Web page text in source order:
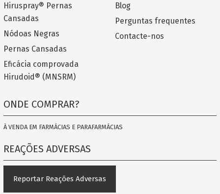
Hiruspray® Pernas
Cansadas
Nódoas Negras
Pernas Cansadas
Eficácia comprovada
Hirudoid® (MNSRM)
Blog
Perguntas frequentes
Contacte-nos
ONDE COMPRAR?
À VENDA EM FARMÁCIAS E PARAFARMÁCIAS
REAÇÕES ADVERSAS
Reportar Reações Adversas